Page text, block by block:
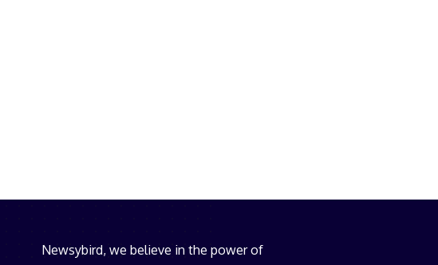
Newsybird, we believe in the power of